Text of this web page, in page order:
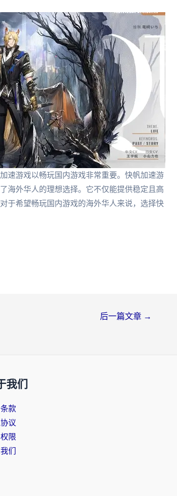
速游戏以畅玩国内游戏非常重要。快帆加速游
海外华人的理想选择。它不仅能提供稳定且高
于希望畅玩国内游戏的海外华人来说，选择快
后一篇文章 →
我们
款
议
限
们